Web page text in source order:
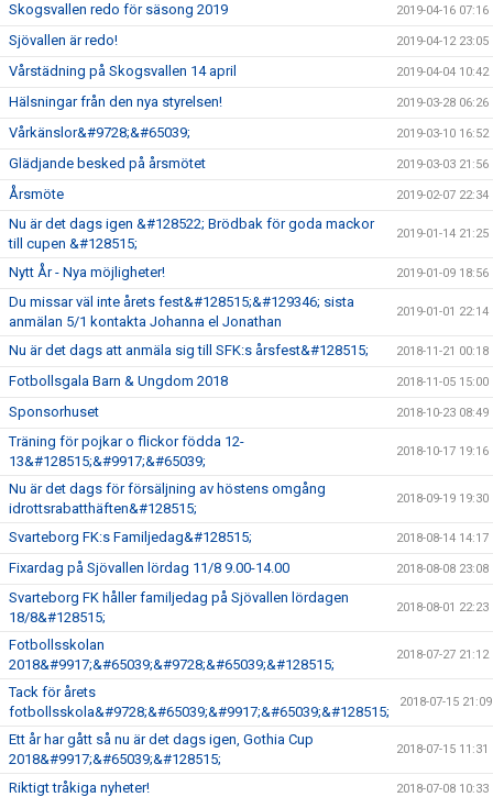
Skogsvallen redo för säsong 2019 2019-04-16 07:16
Sjövallen är redo! 2019-04-12 23:05
Vårstädning på Skogsvallen 14 april 2019-04-04 10:42
Hälsningar från den nya styrelsen! 2019-03-28 06:26
Vårkänslor&#9728;&#65039; 2019-03-10 16:52
Glädjande besked på årsmötet 2019-03-03 21:56
Årsmöte 2019-02-07 22:34
Nu är det dags igen &#128522; Brödbak för goda mackor
till cupen &#128515;
2019-01-14 21:25
Nytt År - Nya möjligheter! 2019-01-09 18:56
Du missar väl inte årets fest&#128515;&#129346; sista
anmälan 5/1 kontakta Johanna el Jonathan
2019-01-01 22:14
Nu är det dags att anmäla sig till SFK:s årsfest&#128515; 2018-11-21 00:18
Fotbollsgala Barn & Ungdom 2018 2018-11-05 15:00
Sponsorhuset 2018-10-23 08:49
Träning för pojkar o flickor födda 12-
13&#128515;&#9917;&#65039;
2018-10-17 19:16
Nu är det dags för försäljning av höstens omgång
idrottsrabatthäften&#128515;
2018-09-19 19:30
Svarteborg FK:s Familjedag&#128515; 2018-08-14 14:17
Fixardag på Sjövallen lördag 11/8 9.00-14.00 2018-08-08 23:08
Svarteborg FK håller familjedag på Sjövallen lördagen
18/8&#128515;
2018-08-01 22:23
Fotbollsskolan
2018&#9917;&#65039;&#9728;&#65039;&#128515;
2018-07-27 21:12
Tack för årets
fotbollsskola&#9728;&#65039;&#9917;&#65039;&#128515;
2018-07-15 21:09
Ett år har gått så nu är det dags igen, Gothia Cup
2018&#9917;&#65039;&#128515;
2018-07-15 11:31
Riktigt tråkiga nyheter! 2018-07-08 10:33